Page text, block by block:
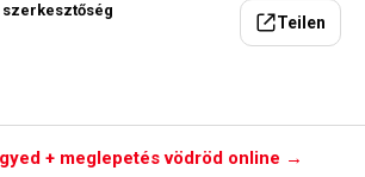
Teilen
+ meglepetés vödröd online →